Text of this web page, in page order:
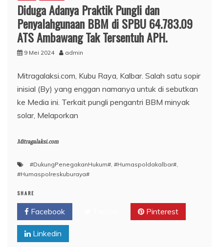
Diduga Adanya Praktik Pungli dan
Penyalahgunaan BBM di SPBU 64.783.09
ATS Ambawang Tak Tersentuh APH.
9 Mei 2024 admin
Mitragalaksi.com, Kubu Raya, Kalbar. Salah satu sopir
inisial (By) yang enggan namanya untuk di sebutkan
ke Media ini. Terkait pungli pengantri BBM minyak
solar, Melaporkan
Mitragalaksi.com
#DukungPenegakanHukum# #Humaspoldakalbar#
#Humaspolreskuburaya#
SHARE
Facebook Pinterest
Linkedin